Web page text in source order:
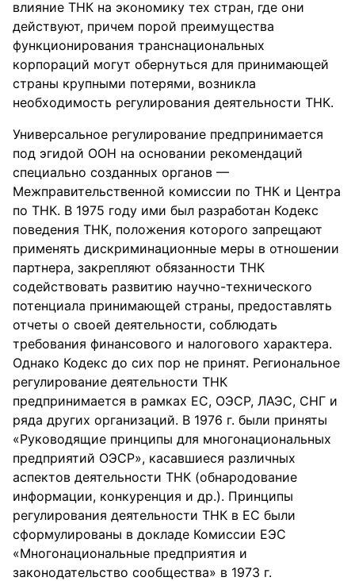
влияние ТНК на экономику тех стран, где они
действуют, причем порой преимущества
функционирования транснациональных
корпораций могут обернуться для принимающей
страны крупными потерями, возникла
необходимость регулирования деятельности ТНК.
Универсальное регулирование предпринимается
под эгидой ООН на основании рекомендаций
специально созданных органов —
Межправительственной комиссии по ТНК и Центра
по ТНК. В 1975 году ими был разработан Кодекс
поведения ТНК, положения которого запрещают
применять дискриминационные меры в отношении
партнера, закрепляют обязанности ТНК
содействовать развитию научно-технического
потенциала принимающей страны, предоставлять
отчеты о своей деятельности, соблюдать
требования финансового и налогового характера.
Однако Кодекс до сих пор не принят. Региональное
регулирование деятельности ТНК
предпринимается в рамках ЕС, ОЭСР, ЛАЭС, СНГ и
ряда других организаций. В 1976 г. были приняты
«Руководящие принципы для многонациональных
предприятий ОЭСР», касавшиеся различных
аспектов деятельности ТНК (обнародование
информации, конкуренция и др.). Принципы
регулирования деятельности ТНК в ЕС были
сформулированы в докладе Комиссии ЕЭС
«Многонациональные предприятия и
законодательство сообщества» в 1973 г.